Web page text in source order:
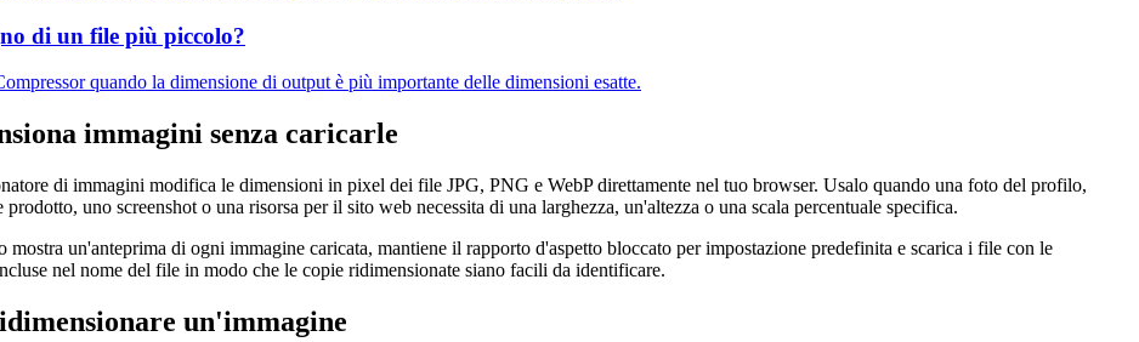
di un file più piccolo?
quando la dimensione di output è più importante delle dimensioni esatte.
immagini senza caricarle
di immagini modifica le dimensioni in pixel dei file JPG, PNG e WebP direttamente nel tuo browser. Usalo quando una foto del profilo,
prodotto, uno screenshot o una risorsa per il sito web necessita di una larghezza, un'altezza o una scala percentuale specifica.
mostra un'anteprima di ogni immagine caricata, mantiene il rapporto d'aspetto bloccato per impostazione predefinita e scarica i file con le
nel nome del file in modo che le copie ridimensionate siano facili da identificare.
un'immagine